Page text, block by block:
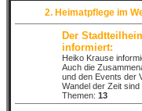
2. Heimatpflege im
Der
informiert:
Heiko Krause
Auch die
und den Events der
Wandel der Zeit sind
Themen: 13